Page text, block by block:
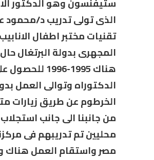
ستيفنسون وهو الدكتور
الذى تولى تدريب د/محمود
تقنيات مختبر اطفال
المجهرى بدولة البرتغال
هناك 1995-1996
الدكتوراه وتوالى العمل
الخرطوم عن طريق زيارات
من جانبنا الى جانب
محليين تم تدريبهم فى
مصر واستقام العمل